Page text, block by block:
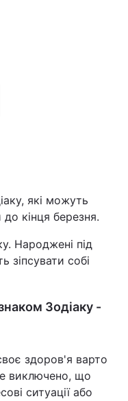
які можуть
кінця березня.
Народжені під
собі
Зодіаку -
здоров'я варто
виключено, що
ситуації або